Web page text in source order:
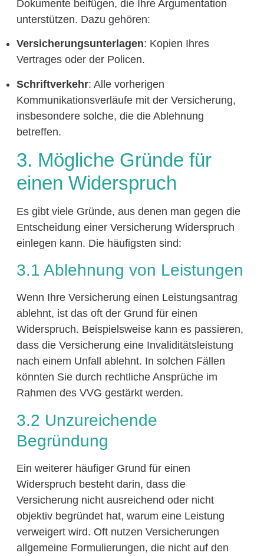
Dokumente beifügen, die Ihre Argumentation
unterstützen. Dazu gehören:
Versicherungsunterlagen: Kopien Ihres
Vertrages oder der Policen.
Schriftverkehr: Alle vorherigen
Kommunikationsverläufe mit der Versicherung,
insbesondere solche, die die Ablehnung
betreffen.
3. Mögliche Gründe für
einen Widerspruch
Es gibt viele Gründe, aus denen man gegen die
Entscheidung einer Versicherung Widerspruch
einlegen kann. Die häufigsten sind:
3.1 Ablehnung von Leistungen
Wenn Ihre Versicherung einen Leistungsantrag
ablehnt, ist das oft der Grund für einen
Widerspruch. Beispielsweise kann es passieren,
dass die Versicherung eine Invaliditätsleistung
nach einem Unfall ablehnt. In solchen Fällen
könnten Sie durch rechtliche Ansprüche im
Rahmen des VVG gestärkt werden.
3.2 Unzureichende
Begründung
Ein weiterer häufiger Grund für einen
Widerspruch besteht darin, dass die
Versicherung nicht ausreichend oder nicht
objektiv begründet hat, warum eine Leistung
verweigert wird. Oft nutzen Versicherungen
allgemeine Formulierungen, die nicht auf den